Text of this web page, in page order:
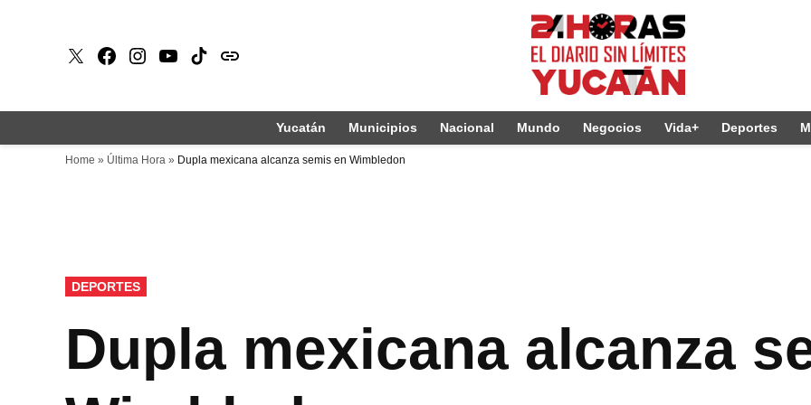
X Faceboook
Instagram
Youtube
Tiktokissuu
Yucatán Municipios Nacional Mundo Negocios Vida+ Deportes
Home » Última Hora » Dupla mexicana alcanza semis en Wimbledon
PUBLICADO
EN
DEPORTES
Dupla mexicana alcanza